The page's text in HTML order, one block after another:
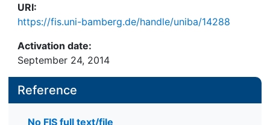
URI:
https://fis.uni-bamberg.de/handle/uniba/14288
Activation date:
September 24, 2014
Reference
No FIS full text/file